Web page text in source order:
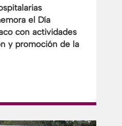
el Día
con actividades
y promoción de la